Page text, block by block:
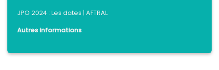
JPO 2024 : Les dates | AFTRAL
Autres informations